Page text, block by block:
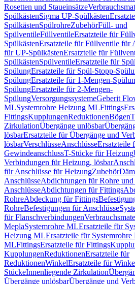
Rosetten und Staueinsätze
SpülkästenSigma UP-Spülkästen
SpülkästenSpülrohreZubehörFüll- und
SpülventileFüllventileErsatzteile für
SpülkästenErsatzteile für Füllventile für
für UP-SpülkästenErsatzteile für
SpülkästenSpülventileErsatzteile für
SpülungErsatzteile für Spül-Stopp-
SpülungErsatzteile für 1-Mengen-
SpülungErsatzteile für 2-Mengen-
SpülungVersorgungssystemeGeberit
MLSystemrohre Heizung MLFittings
FittingsKupplungenReduktionenBögen
ZirkulationÜbergänge unlösbar
lösbarErsatzteile für Übergänge und
lösbarVerschlüsseAnschlüsseErsatzteile
GewindeanschlussT-Stücke für Heizung
Verbindungen für Heizung, lösbar
für Anschlüsse für HeizungZubehör
AnschlüsseAbdichtungen für Rohre
AnschlüsseAbdichtungen für Fittings
RohreAbdeckung für Fittings
RohreBefestigungen für Anschlüsse
für Flanschverbindungen
MeplaSystemrohre MLErsatzteile für
Heizung MLErsatzteile für Systemrohre
MLFittingsErsatzteile für Fittings
KupplungenReduktionenErsatzteile für
ReduktionenWinkelErsatzteile für
StückeInnenliegende Zirkulation
Übergänge unlösbarÜbergänge und